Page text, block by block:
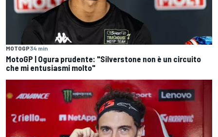
MOTOGP34 min
MotoGP | Ogura prudente: "Silverstone non è un circuito
che mi entusiasmi molto"